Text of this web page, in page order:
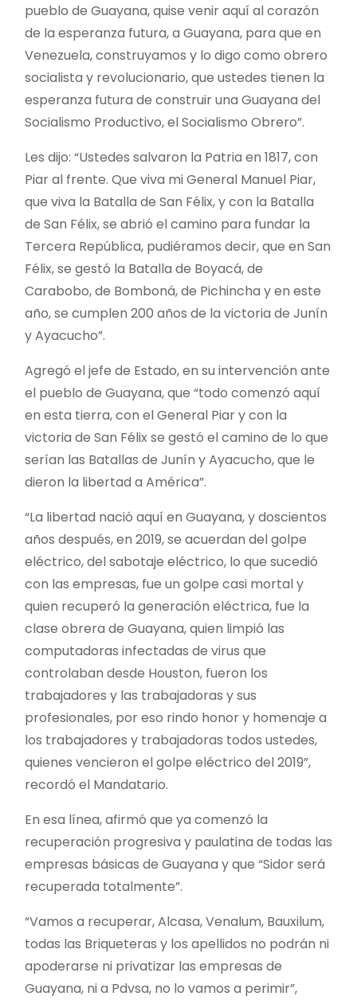
pueblo de Guayana, quise venir aquí al corazón
de la esperanza futura, a Guayana, para que en
Venezuela, construyamos y lo digo como obrero
socialista y revolucionario, que ustedes tienen la
esperanza futura de construir una Guayana del
Socialismo Productivo, el Socialismo Obrero”.
Les dijo: “Ustedes salvaron la Patria en 1817, con
Piar al frente. Que viva mi General Manuel Piar,
que viva la Batalla de San Félix, y con la Batalla
de San Félix, se abrió el camino para fundar la
Tercera República, pudiéramos decir, que en San
Félix, se gestó la Batalla de Boyacá, de
Carabobo, de Bomboná, de Pichincha y en este
año, se cumplen 200 años de la victoria de Junín
y Ayacucho”.
Agregó el jefe de Estado, en su intervención ante
el pueblo de Guayana, que “todo comenzó aquí
en esta tierra, con el General Piar y con la
victoria de San Félix se gestó el camino de lo que
serían las Batallas de Junín y Ayacucho, que le
dieron la libertad a América”.
“La libertad nació aquí en Guayana, y doscientos
años después, en 2019, se acuerdan del golpe
eléctrico, del sabotaje eléctrico, lo que sucedió
con las empresas, fue un golpe casi mortal y
quien recuperó la generación eléctrica, fue la
clase obrera de Guayana, quien limpió las
computadoras infectadas de virus que
controlaban desde Houston, fueron los
trabajadores y las trabajadoras y sus
profesionales, por eso rindo honor y homenaje a
los trabajadores y trabajadoras todos ustedes,
quienes vencieron el golpe eléctrico del 2019”,
recordó el Mandatario.
En esa línea, afirmó que ya comenzó la
recuperación progresiva y paulatina de todas las
empresas básicas de Guayana y que “Sidor será
recuperada totalmente”.
“Vamos a recuperar, Alcasa, Venalum, Bauxilum,
todas las Briqueteras y los apellidos no podrán ni
apoderarse ni privatizar las empresas de
Guayana, ni a Pdvsa, no lo vamos a perimir”,